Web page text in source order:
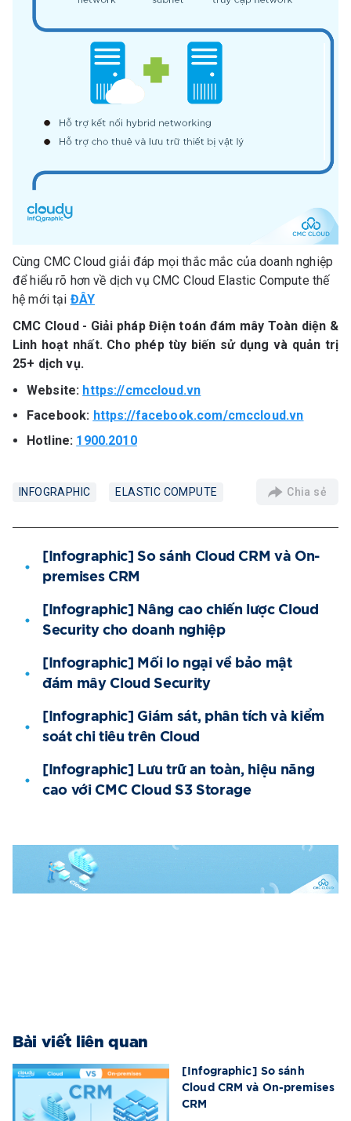
Cùng CMC Cloud giải đáp mọi thắc mắc của doanh nghiệp
để hiểu rõ hơn về dịch vụ CMC Cloud Elastic Compute thế
hệ mới tại ĐÂY
CMC Cloud - Giải pháp Điện toán đám mây Toàn diện &
Linh hoạt nhất. Cho phép tùy biến sử dụng và quản trị
25+ dịch vụ.
Website: https://cmccloud.vn
Facebook: https://facebook.com/cmccloud.vn
Hotline: 1900.2010
INFOGRAPHIC ELASTIC COMPUTE Chia sẻ
[Infographic] So sánh Cloud CRM và On-
premises CRM
[Infographic] Nâng cao chiến lược Cloud
Security cho doanh nghiệp
[Infographic] Mối lo ngại về bảo mật
đám mây Cloud Security
[Infographic] Giám sát, phân tích và kiểm
soát chi tiêu trên Cloud
[Infographic] Lưu trữ an toàn, hiệu năng
cao với CMC Cloud S3 Storage
Bài viết liên quan
[Infographic] So sánh
Cloud CRM và On-premises
CRM